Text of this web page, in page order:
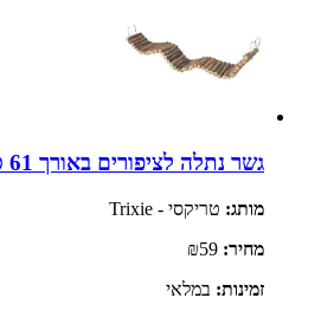
גשר נתלה לציפורים באורך 61 ס"מ | Trixie
מותג: טריקסי - Trixie
מחיר:
זמינות: במלאי